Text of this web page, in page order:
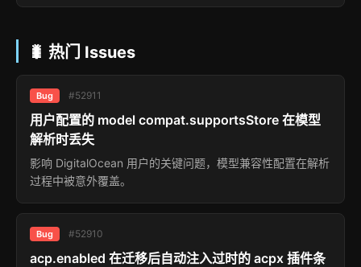
🐛 热门 Issues
Bug #52911
用户配置的 model compat.supportsStore 在模型
解析时丢失
影响 DigitalOcean 用户的关键问题，模型兼容性配置在解析
过程中被意外覆盖。
Bug #52910
acp.enabled 在迁移后自动注入过时的 acpx 插件条